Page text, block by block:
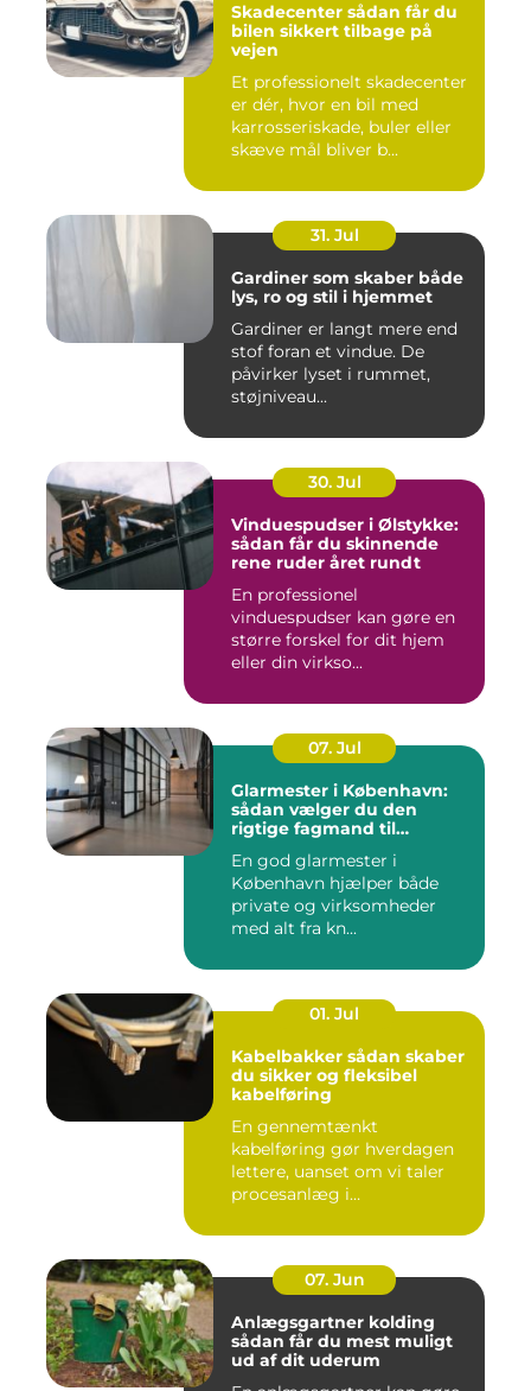
Skadecenter sådan får du
bilen sikkert tilbage på
vejen
Et professionelt skadecenter
er dér, hvor en bil med
karrosseriskade, buler eller
skæve mål bliver b...
31. Jul
Gardiner som skaber både
lys, ro og stil i hjemmet
Gardiner er langt mere end
stof foran et vindue. De
påvirker lyset i rummet,
støjniveau...
30. Jul
Vinduespudser i Ølstykke:
sådan får du skinnende
rene ruder året rundt
En professionel
vinduespudser kan gøre en
større forskel for dit hjem
eller din virkso...
07. Jul
Glarmester i København:
sådan vælger du den
rigtige fagmand til
En god glarmester i
København hjælper både
private og virksomheder
med alt fra kn...
01. Jul
Kabelbakker sådan skaber
du sikker og fleksibel
kabelføring
En gennemtænkt
kabelføring gør hverdagen
lettere, uanset om vi taler
procesanlæg i
07. Jun
Anlægsgartner kolding
sådan får du mest muligt
ud af dit uderum